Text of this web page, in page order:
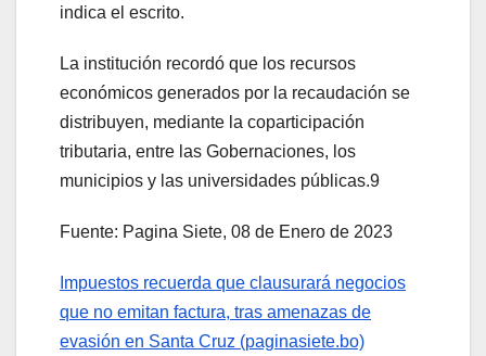
indica el escrito.
La institución recordó que los recursos
económicos generados por la recaudación se
distribuyen, mediante la coparticipación
tributaria, entre las Gobernaciones, los
municipios y las universidades públicas.9
Fuente: Pagina Siete, 08 de Enero de 2023
Impuestos recuerda que clausurará negocios
que no emitan factura, tras amenazas de
evasión en Santa Cruz (paginasiete.bo)